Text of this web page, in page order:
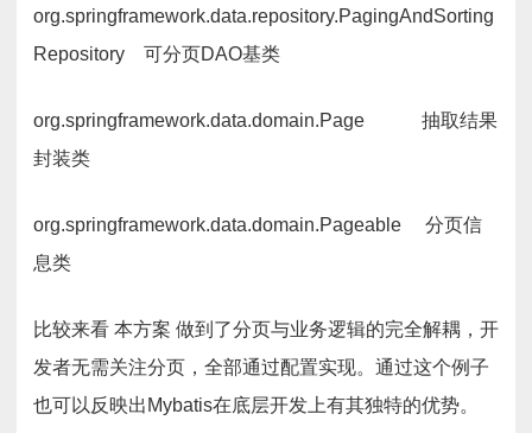
org.springframework.data.repository.PagingAndSorting
Repository 可分页DAO基类
org.springframework.data.domain.Page 抽取结果
封装类
org.springframework.data.domain.Pageable 分页信
息类
比较来看 本方案 做到了分页与业务逻辑的完全解耦，开
发者无需关注分页，全部通过配置实现。通过这个例子
也可以反映出Mybatis在底层开发上有其独特的优势。